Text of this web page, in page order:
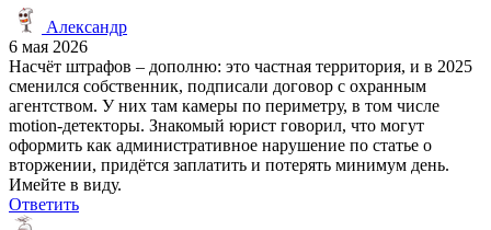
Александр
6 мая 2026
Насчёт штрафов – дополню: это частная территория, и в 2025
сменился собственник, подписали договор с охранным
агентством. У них там камеры по периметру, в том числе
motion-детекторы. Знакомый юрист говорил, что могут
оформить как административное нарушение по статье о
вторжении, придётся заплатить и потерять минимум день.
Имейте в виду.
Ответить